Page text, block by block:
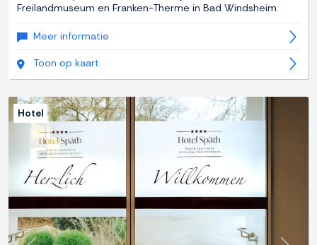
Freilandmuseum en Franken-Therme in Bad Windsheim.
Meer informatie
Toon op kaart
Hotel